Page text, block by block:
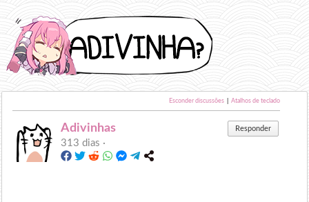
Esconder discussões Atalhos de teclado
Adivinhas Responder
313 dias ·